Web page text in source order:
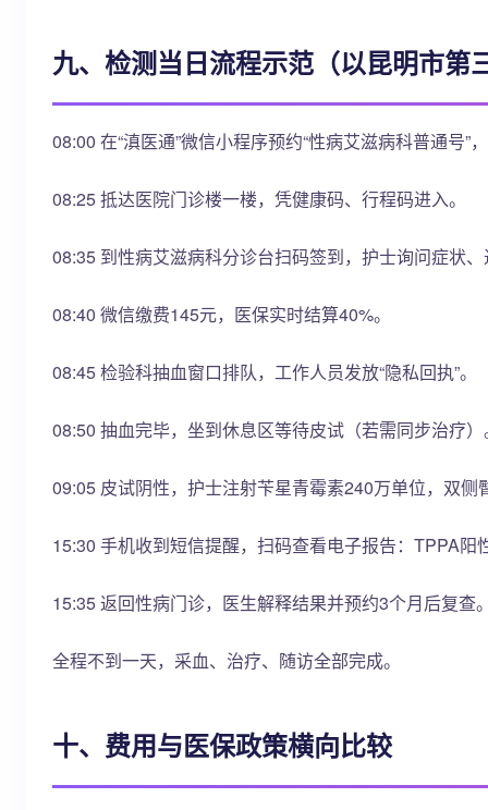
九、检测当日流程示范（以昆明市第
08:00 在“滇医通”微信小程序预约“性病艾滋病科普通号”
08:25 抵达医院门诊楼一楼，凭健康码、行程码进入。
08:35 到性病艾滋病科分诊台扫码签到，护士询问症状
08:40 微信缴费145元，医保实时结算40%。
08:45 检验科抽血窗口排队，工作人员发放“隐私回执”。
08:50 抽血完毕，坐到休息区等待皮试（若需同步治疗
09:05 皮试阴性，护士注射苄星青霉素240万单位，双侧
15:30 手机收到短信提醒，扫码查看电子报告：TPPA阳
15:35 返回性病门诊，医生解释结果并预约3个月后复查
全程不到一天，采血、治疗、随访全部完成。
十、费用与医保政策横向比较